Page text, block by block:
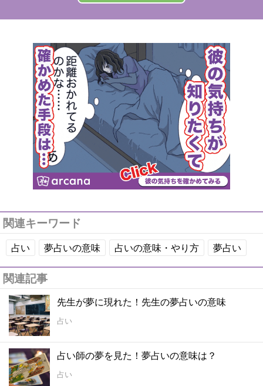
関連キーワード
占い 夢占いの意味 占いの意味・やり方 夢占い
関連記事
先生が夢に現れた！先生の夢占いの意味
占い
占い師の夢を見た！夢占いの意味は？
占い